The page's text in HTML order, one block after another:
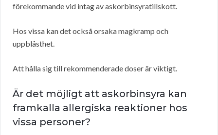
förekommande vid intag av askorbinsyratillskott.
Hos vissa kan det också orsaka magkramp och
uppblåsthet.
Att hålla sig till rekommenderade doser är viktigt.
Är det möjligt att askorbinsyra kan
framkalla allergiska reaktioner hos
vissa personer?